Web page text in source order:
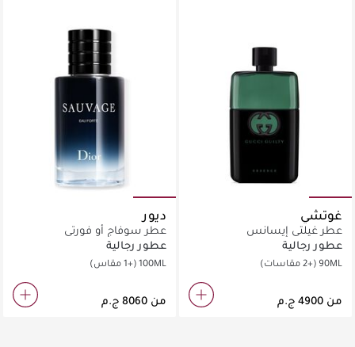
غوتشي
عطر غيلتي إيسانس
عطور رجالية
90ML (+2 مقاسات)
من
ديور
عطر سوفاج أو فورتي
عطور رجالية
100ML(+1 مقاس)
من